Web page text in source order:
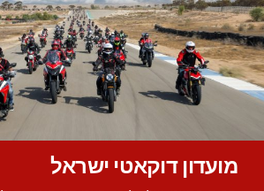
Skip
to
content
מועדון דוקאטי ישראל